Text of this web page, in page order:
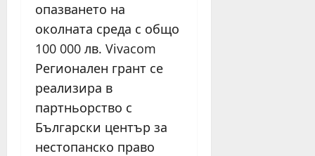
опазването на
околната среда с общо
100 000 лв. Vivacom
Регионален грант се
реализира в
партньорство с
Български център за
нестопанско право